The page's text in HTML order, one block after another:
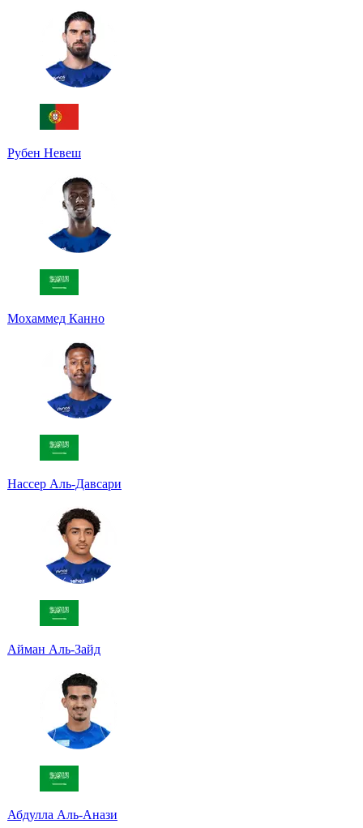
Рубен Невеш
Мохаммед Канно
Нассер Аль-Давсари
Айман Аль-Зайд
Абдулла Аль-Анази